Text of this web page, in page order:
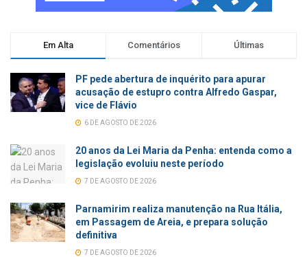
Em Alta Comentários Últimas
PF pede abertura de inquérito para apurar
acusação de estupro contra Alfredo Gaspar,
vice de Flávio
6 DE AGOSTO DE 2026
20 anos da Lei Maria da Penha: entenda como a
legislação evoluiu neste período
7 DE AGOSTO DE 2026
Parnamirim realiza manutenção na Rua Itália,
em Passagem de Areia, e prepara solução
definitiva
7 DE AGOSTO DE 2026